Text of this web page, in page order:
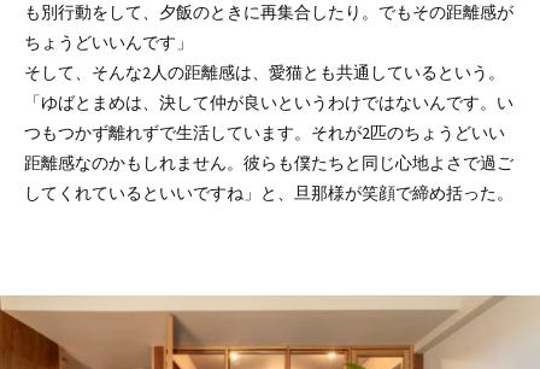
も別行動をして、夕飯のときに再集合したり。でもその距離感が
ちょうどいいんです」
そして、そんな2人の距離感は、愛猫とも共通しているという。
「ゆばとまめは、決して仲が良いというわけではないんです。い
つもつかず離れずで生活しています。それが2匹のちょうどいい
距離感なのかもしれません。彼らも僕たちと同じ心地よさで過ご
してくれているといいですね」と、旦那様が笑顔で締め括った。